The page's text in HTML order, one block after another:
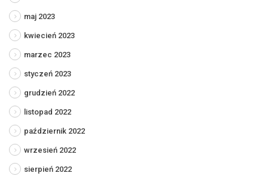
maj 2023
kwiecień 2023
marzec 2023
styczeń 2023
grudzień 2022
listopad 2022
październik 2022
wrzesień 2022
sierpień 2022